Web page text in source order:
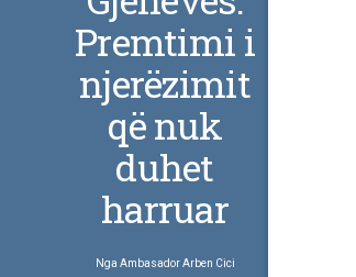
Premtimi i
njerëzimit
që nuk
duhet
harruar
Nga Ambasador Arben Cici